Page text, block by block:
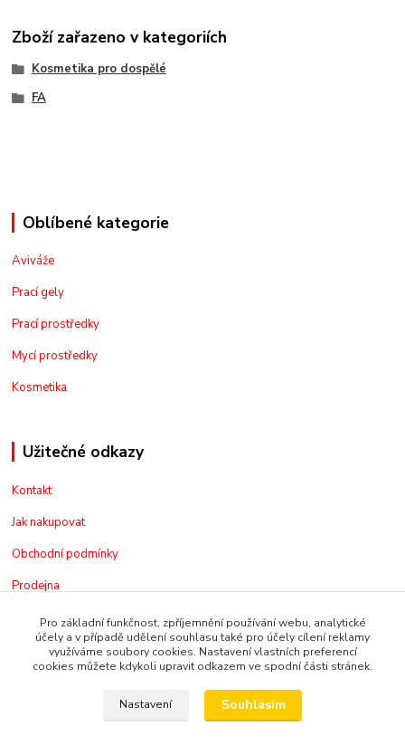
Zboží zařazeno v kategoriích
Kosmetika pro dospělé
FA
Oblíbené kategorie
Aviváže
Prací gely
Prací prostředky
Mycí prostředky
Kosmetika
Užitečné odkazy
Kontakt
Jak nakupovat
Obchodní podmínky
Prodejna
O násPro základní funkčnost, zpříjemnění používání webu, analytické
účely a v případě udělení souhlasu také pro účely cílení reklamy
využíváme soubory cookies. Nastavení vlastních preferencí
cookies můžete kdykoli upravit odkazem ve spodní části stránek.
Nastavení Souhlasím